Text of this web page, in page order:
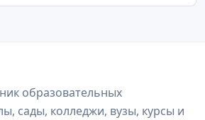
образовательных
сады, колледжи, вузы, курсы и